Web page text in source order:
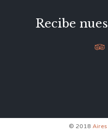
Recibe

© 2018 Aires